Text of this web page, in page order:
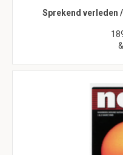
Sprekend verleden